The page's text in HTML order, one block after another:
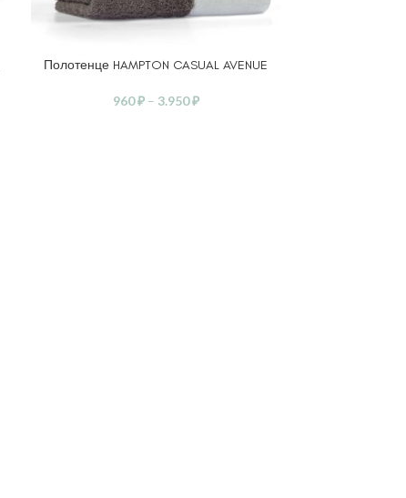
ВЫБЕРИТЕ ПАРАМЕТРЫ
Полотенце HAMPTON CASUAL AVENUE
960₽ – 3.950₽